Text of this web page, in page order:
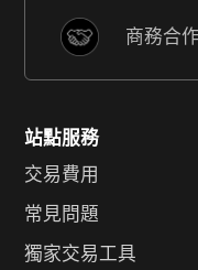
商務合作
站點服務
交易費用
常見問題
獨家交易工具